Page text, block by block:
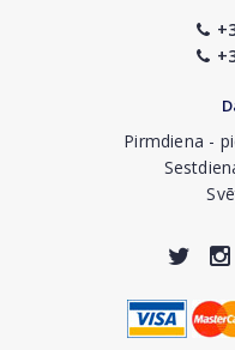
Pirmdiena -